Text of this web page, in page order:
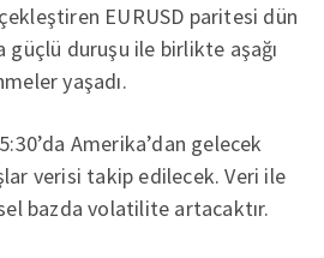
EURUSD paritesi dün
güçlü duruşu ile birlikte aşağı
yaşadı.
Amerika’dan gelecek
verisi takip edilecek. Veri ile
bazda volatilite artacaktır.